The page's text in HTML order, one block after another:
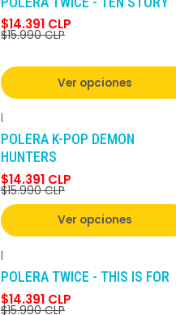
$14.391 CLP
$15.990 CLP
Ver opciones
|
POLERA K-POP DEMON
HUNTERS
$14.391 CLP
$15.990 CLP
Ver opciones
|
POLERA TWICE - THIS IS FOR
$14.391 CLP
$15.990 CLP